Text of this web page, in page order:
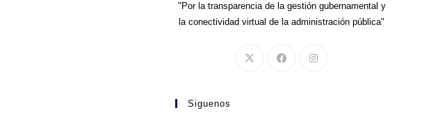
"Por la transparencia de la gestión gubernamental y
la conectividad virtual de la administración pública"
Siguenos